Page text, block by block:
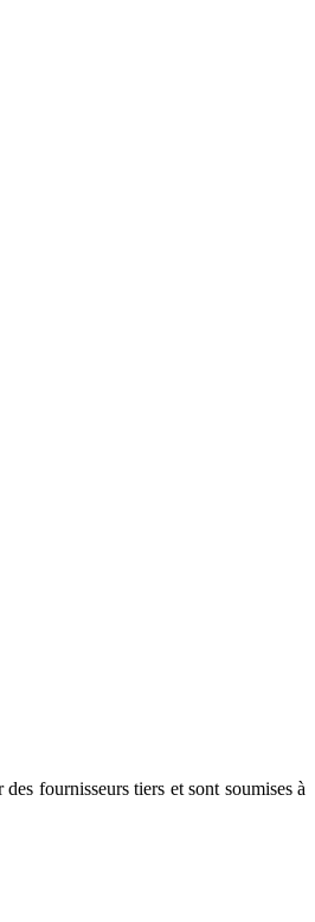
fournisseurs tiers et sont soumises à